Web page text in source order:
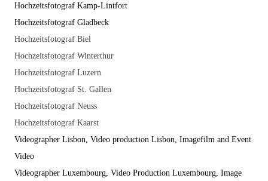
Hochzeitsfotograf Kamp-Lintfort
Hochzeitsfotograf Gladbeck
Hochzeitsfotograf Biel
Hochzeitsfotograf Winterthur
Hochzeitsfotograf Luzern
Hochzeitsfotograf St. Gallen
Hochzeitsfotograf Neuss
HochzeitsfotografKaarst
Videographer Lisbon, Video production Lisbon, Imagefilm and Event
Video
Videographer Luxembourg, Video Production Luxembourg, Image